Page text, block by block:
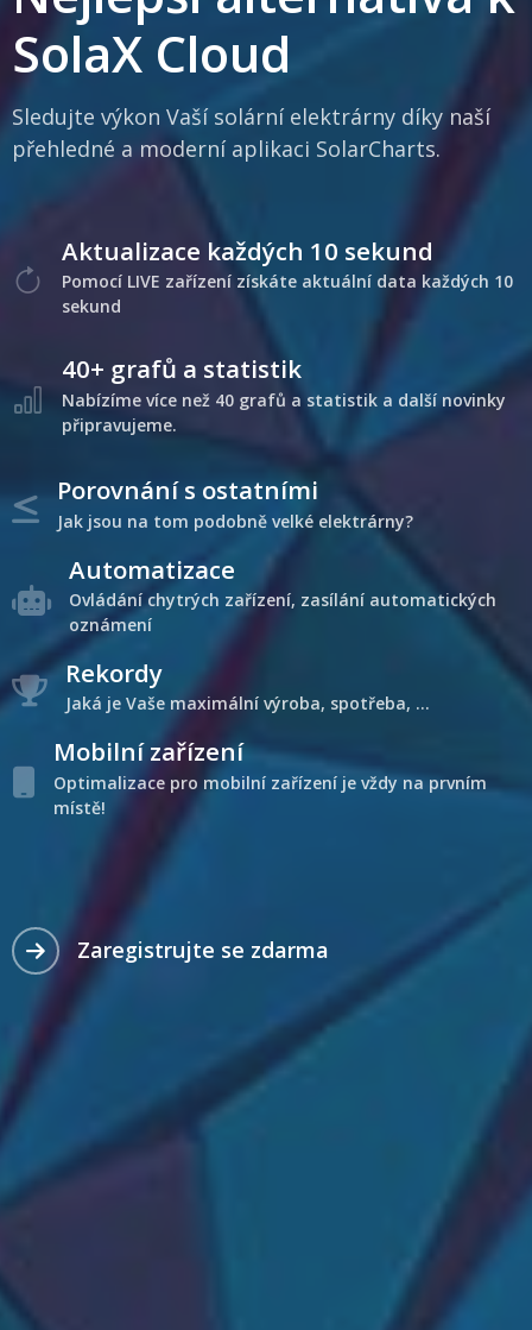
SolaX Cloud
Sledujte výkon Vaší solární elektrárny díky naší
přehledné a moderní aplikaci SolarCharts.
Aktualizace každých 10 sekund
Pomocí LIVE zařízení získáte aktuální data každých 10
sekund
40+ grafů a statistik
Nabízíme více než 40 grafů a statistik a další novinky
připravujeme.
Porovnání s ostatními
Jak jsou na tom podobně velké elektrárny?
Automatizace
Ovládání chytrých zařízení, zasílání automatických
oznámení
Rekordy
Jaká je Vaše maximální výroba, spotřeba, ...
Mobilní zařízení
Optimalizace pro mobilní zařízení je vždy na prvním
místě!
Zaregistrujte se zdarma